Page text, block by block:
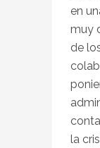
en
muy
de
la